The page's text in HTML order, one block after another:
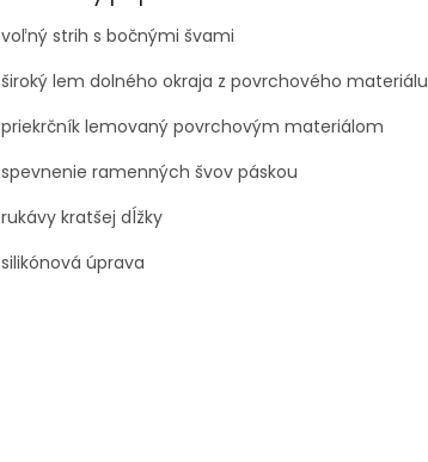
voľný strih s bočnými švami
široký lem dolného okraja z povrchového materiálu
priekrčník lemovaný povrchovým materiálom
spevnenie ramenných švov páskou
rukávy kratšej dĺžky
silikónová úprava